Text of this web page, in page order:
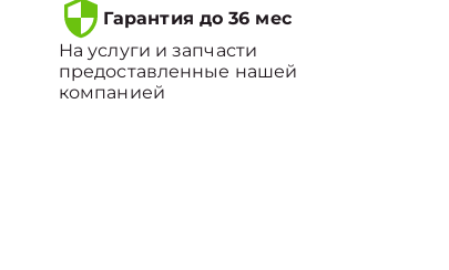
Гарантия до 36 мес
На услуги и запчасти
предоставленные нашей
компанией